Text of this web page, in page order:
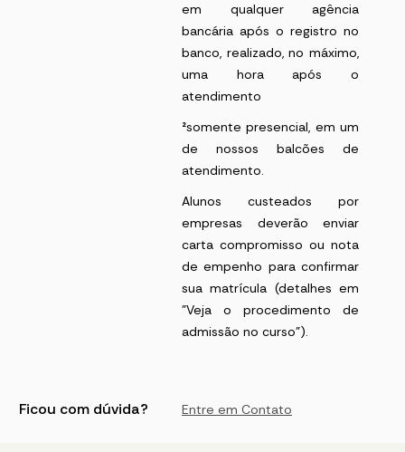
em qualquer agência
bancária após o registro no
banco, realizado, no máximo,
uma hora após o
atendimento
²somente presencial, em um
de nossos balcões de
atendimento.
Alunos custeados por
empresas deverão enviar
carta compromisso ou nota
de empenho para confirmar
sua matrícula (detalhes em
"Veja o procedimento de
admissão no curso").
Ficou com dúvida? Entre em Contato